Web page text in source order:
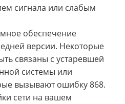
сигнала или слабым
обеспечение
версии. Некоторые
связаны с устаревшей
системы или
вызывают ошибку 868.
сети на вашем